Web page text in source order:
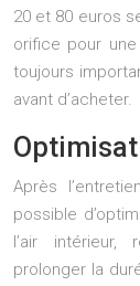
20 et 80 euros
orifice pour
toujours
avant d’acheter.
Après
possible
l’air intérieur,
prolonger la